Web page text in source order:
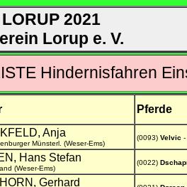
2021
Lorup e. V.
Hindernisfahren
Pferde
Anja
Münsterl. (Weser-Ems)
(0093) Velvic -
Hans Stefan
(Weser-Ems)
(0022)
Gerhard